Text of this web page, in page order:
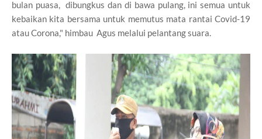
bulan puasa, dibungkus dan di bawa pulang, ini semua untuk
kebaikan kita bersama untuk memutus mata rantai Covid-19
atau Corona," himbau Agus melalui pelantang suara.